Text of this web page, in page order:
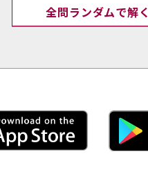
全問ランダムで解く